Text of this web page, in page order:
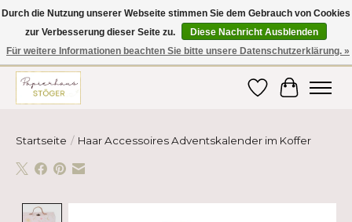
Hier finden Sie hochwertige Produkte im Bereich Schule, Büro, Papier,
Schreiben und vieles mehr! Erhalten Sie Ihre Bestellung bequem nach
Hause oder ins Büro geliefert!
Wunschzettel
Ihr
Startseite / Haar Accessoires Adventskalender im Koffer
Durch die Nutzung unserer Webseite stimmen Sie dem Gebrauch von Cookies
zur Verbesserung dieser Seite zu.
Diese Nachricht Ausblenden
Für weitere Informationen beachten Sie bitte unsere Datenschutzerklärung. »